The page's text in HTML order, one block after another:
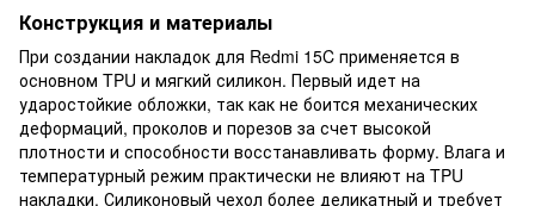
Конструкция и материалы
При создании накладок для Redmi 15C применяется в
основном TPU и мягкий силикон. Первый идет на
ударостойкие обложки, так как не боится механических
деформаций, проколов и порезов за счет высокой
плотности и способности восстанавливать форму. Влага и
температурный режим практически не влияют на TPU
накладки. Силиконовый чехол более деликатный и требует